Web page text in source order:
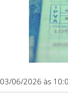
03/06/2026 às